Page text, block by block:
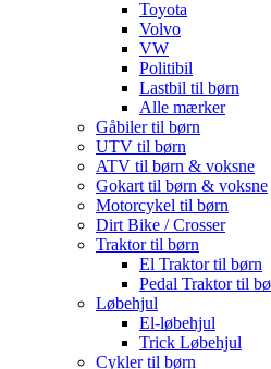
Toyota
Volvo
VW
Politibil
Lastbil til børn
Alle mærker
Gåbiler til børn
UTV til børn
ATV til børn & voksne
Gokart til børn & voksne
Motorcykel til børn
Dirt Bike / Crosser
Traktor til børn
El Traktor til børn
Pedal Traktor til
Løbehjul
El-løbehjul
Trick Løbehjul
Cykler til børn